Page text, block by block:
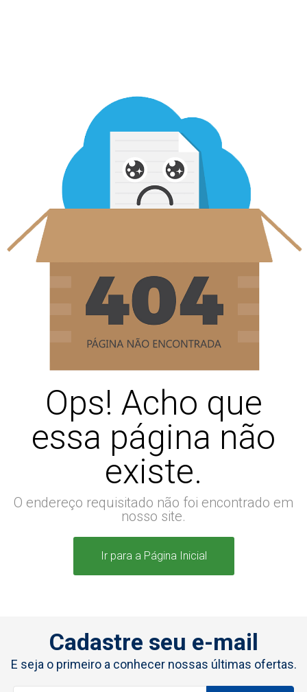
Ops! Acho que
essa página não
existe.
O endereço requisitado não foi encontrado em
nosso site.
Ir para a Página Inicial
Cadastre seu e-mail
E seja o primeiro a conhecer nossas últimas ofertas.